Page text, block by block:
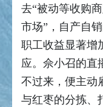
去“被动等收购
市场”，自产自
职工收益显著增
应。佘小召的直
不过来，便主动
与红枣的分拣、